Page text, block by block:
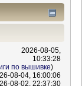
2026-08-05,
10:33:28
по вышивке)
08-04, 16:00:06
08-02, 22:37:30